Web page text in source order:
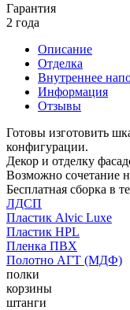
Гарантия
2 года
Описание
Отделка
Внутреннее
Информация
Отзывы
Готовы изготовить
конфигурации.
Декор и отделку
Возможно сочетание
Бесплатная сборка в
ЛДСП
Пластик Alvic Luxe
Пластик HPL
Пленка ПВХ
Полотно АГТ (МДФ)
полки
корзины
штанги